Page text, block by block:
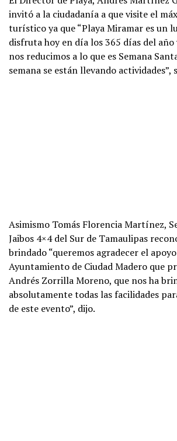
invitó a la ciudadanía a que visite el
turístico ya que “Playa Miramar es un
disfruta hoy en día los 365 días del año
nos reducimos a lo que es Semana
semana se están llevando actividades”,
Asimismo Tomás Florencia Martínez,
Jaibos 4×4 del Sur de Tamaulipas
brindado “queremos agradecer el
Ayuntamiento de Ciudad Madero que
Andrés Zorrilla Moreno, que nos ha
absolutamente todas las facilidades
de este evento”, dijo.